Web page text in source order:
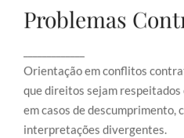
Problemas
Orientação em conflitos
que direitos sejam respeitados
em casos de descumprimento,
interpretações divergentes.
Problemas
assegurando que direitos
buscando soluções
descumprimento,
interpretações